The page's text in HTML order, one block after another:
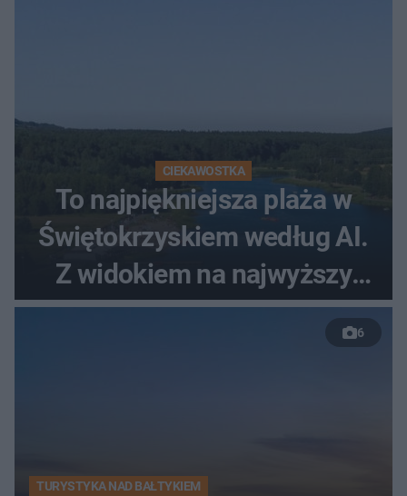
CIEKAWOSTKA
To najpiękniejsza plaża w
Świętokrzyskiem według AI.
Z widokiem na najwyższy
szczyt Gór Świętokrzyskich
6
TURYSTYKA NAD BAŁTYKIEM